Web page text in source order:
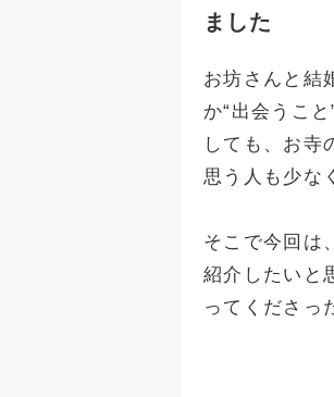
ました
お坊さんと結
か“出会うこ
しても、お寺
思う人も少な
そこで今回は
紹介したいと
ってくださっ